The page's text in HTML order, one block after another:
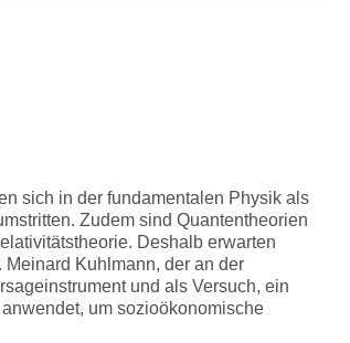
sich in der fundamentalen Physik als
Zudem sind Quantentheorien
Deshalb erwarten
Kuhlmann, der an der
und als Versuch, ein
um sozioökonomische